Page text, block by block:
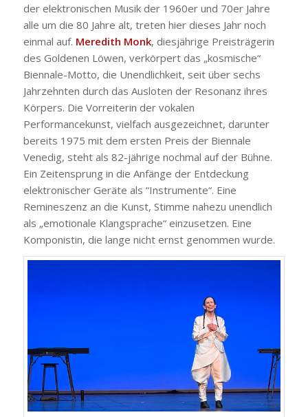
der elektronischen Musik der 1960er und 70er Jahre
alle um die 80 Jahre alt, treten hier dieses Jahr noch
einmal auf. Meredith Monk, diesjährige Preisträgerin
des Goldenen Löwen, verkörpert das „kosmische“
Biennale-Motto, die Unendlichkeit, seit über sechs
Jahrzehnten durch das Ausloten der Resonanz ihres
Körpers. Die Vorreiterin der vokalen
Performancekunst, vielfach ausgezeichnet, darunter
bereits 1975 mit dem ersten Preis der Biennale
Venedig, steht als 82-jährige nochmal auf der Bühne.
Ein Zeitensprung in die Anfänge der Entdeckung
elektronischer Geräte als “Instrumente“. Eine
Remineszenz an die Kunst, Stimme nahezu unendlich
als „emotionale Klangsprache“ einzusetzen. Eine
Komponistin, die lange nicht ernst genommen wurde.